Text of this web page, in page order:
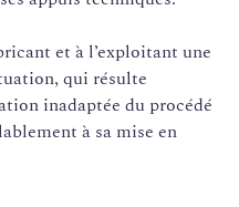
et à l’exploitant une
qui résulte
inadaptée du procédé
à sa mise en